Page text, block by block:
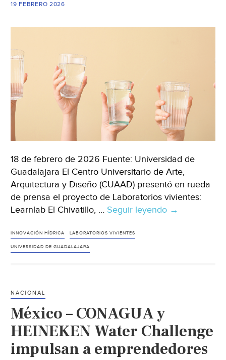
19 FEBRERO 2026
18 de febrero de 2026 Fuente: Universidad de
Guadalajara El Centro Universitario de Arte,
Arquitectura y Diseño (CUAAD) presentó en rueda
de prensa el proyecto de Laboratorios vivientes:
Learnlab El Chivatillo, … Seguir leyendo Jalisco
agua
en
comunidades
→
INNOVACIÓN HÍDRICA LABORATORIOS VIVIENTES
UNIVERSIDAD DE GUADALAJARA
NACIONAL
México – CONAGUA y
HEINEKEN Water Challenge
impulsan a emprendedores